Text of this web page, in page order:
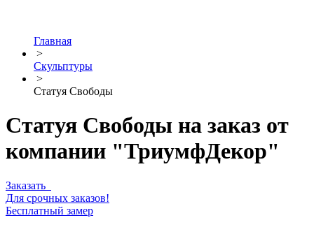
Главная
>
Скульптуры
>
Статуя Свободы
Статуя Свободы на заказ от
компании "ТриумфДекор"
Заказать
Для срочных заказов!
Бесплатный замер